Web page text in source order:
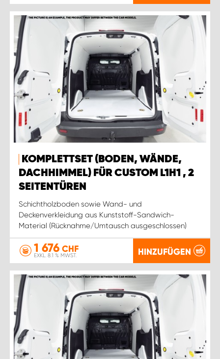
KOMPLETTSET (BODEN, WÄNDE,
DACHHIMMEL) FÜR CUSTOM L1H1 , 2
SEITENTÜREN
Schichtholzboden sowie Wand- und
Deckenverkleidung aus Kunststoff-Sandwich-
Material (Rücknahme/Umtausch ausgeschlossen)
1 676 CHF
EXKL. 8.1 % MWST. HINZUFÜGEN